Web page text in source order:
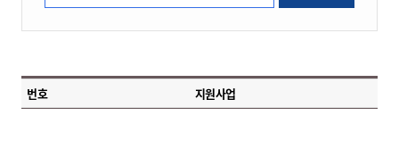
번호 지원사업